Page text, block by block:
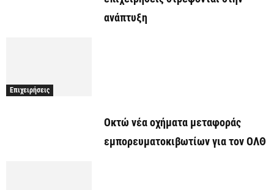
ανάπτυξη
Επιχειρήσεις
Οκτώ νέα οχήματα μεταφοράς
εμπορευματοκιβωτίων για τον ΟΛΘ